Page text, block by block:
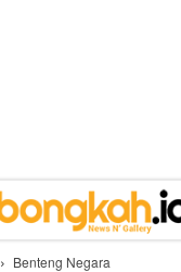
Benteng Negara